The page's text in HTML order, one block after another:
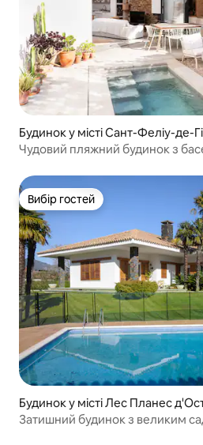
Будинок у місті Сант-Феліу-де-
Чудовий пляжний будинок з
Вибір гостей
Вибір гостей
Будинок у місті Лес Планес
Затишний будинок з великим